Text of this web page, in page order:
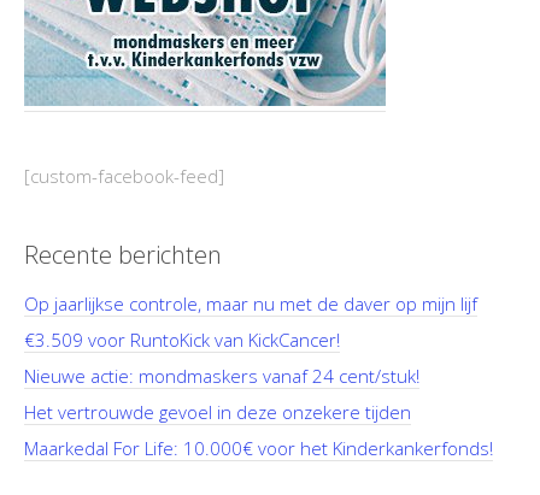
[custom-facebook-feed]
Recente berichten
Op jaarlijkse controle, maar nu met de daver op mijn lijf
€3.509 voor RuntoKick van KickCancer!
Nieuwe actie: mondmaskers vanaf 24 cent/stuk!
Het vertrouwde gevoel in deze onzekere tijden
Maarkedal For Life: 10.000€ voor het Kinderkankerfonds!